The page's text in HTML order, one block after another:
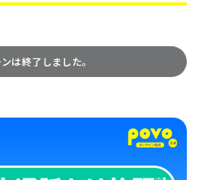
は終了しました。